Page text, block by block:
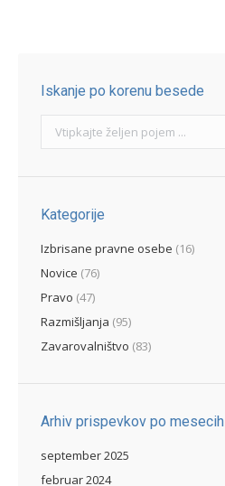
Iskanje po korenu besede
Search:
Kategorije
Izbrisane pravne osebe (16)
Novice (76)
Pravo (47)
Razmišljanja (95)
Zavarovalništvo (83)
Arhiv prispevkov po mesecih
september 2025
februar 2024